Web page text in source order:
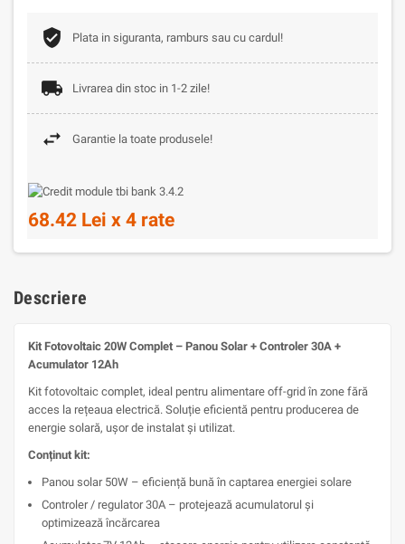
Plata in siguranta, ramburs sau cu cardul!
Livrarea din stoc in 1-2 zile!
Garantie la toate produsele!
68.42 Lei x 4 rate
Descriere
Kit Fotovoltaic 20W Complet – Panou Solar + Controler 30A +
Acumulator 12Ah
Kit fotovoltaic complet, ideal pentru alimentare off-grid în zone fără
acces la rețeaua electrică. Soluție eficientă pentru producerea de
energie solară, ușor de instalat și utilizat.
Conținut kit:
Panou solar 50W – eficiență bună în captarea energiei solare
Controler / regulator 30A – protejează acumulatorul și
optimizează încărcarea